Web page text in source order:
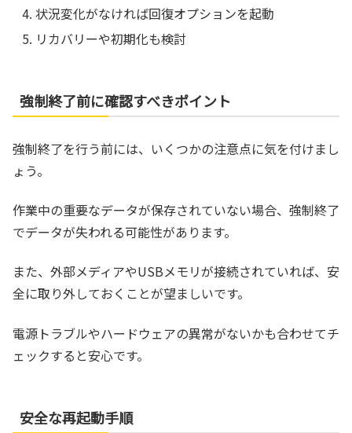
状況変化がなければ回復オプションを起動
リカバリーや初期化も検討
強制終了前に確認すべきポイント
強制終了を行う前には、いくつかの注意点に気を付けまし
ょう。
作業中の重要なデータが保存されていない場合、強制終了
でデータが失われる可能性があります。
また、外部メディアやUSBメモリが接続されていれば、安
全に取り外しておくことが望ましいです。
電源トラブルやハードウェアの異常がないかも合わせてチ
ェックすると安心です。
安全な再起動手順